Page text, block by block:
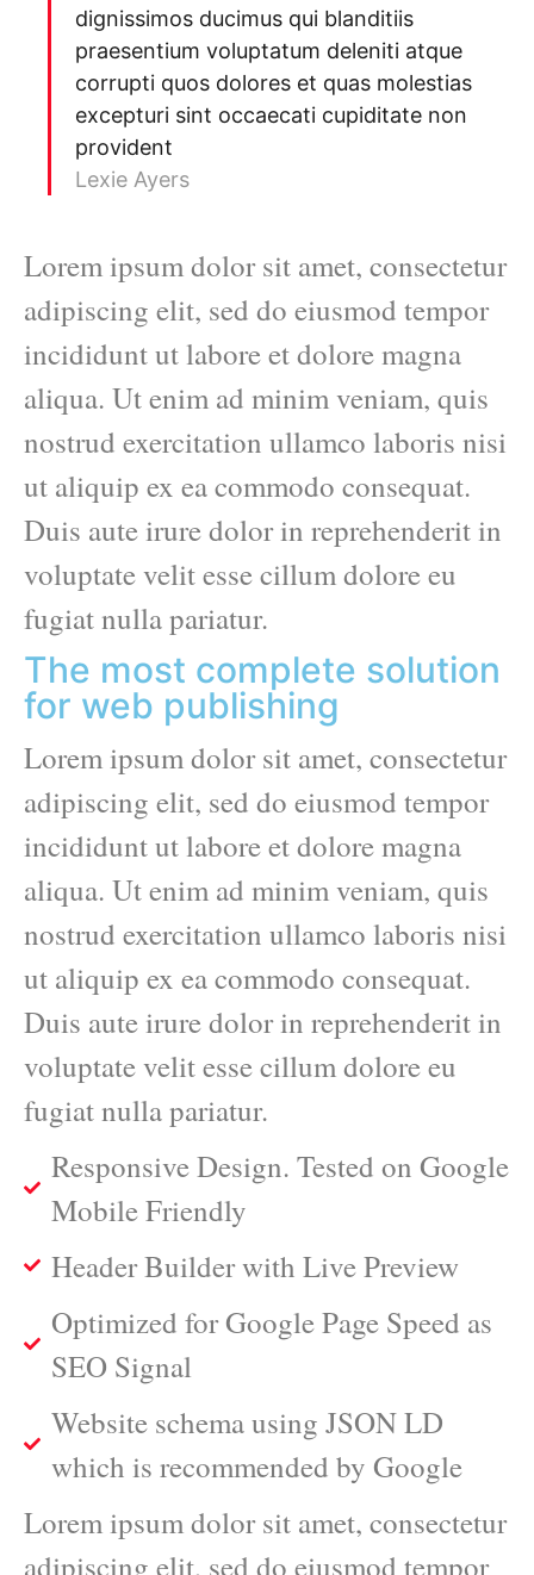
dignissimos ducimus qui blanditiis
praesentium voluptatum deleniti atque
corrupti quos dolores et quas molestias
excepturi sint occaecati cupiditate non
provident
Lexie Ayers
Lorem ipsum dolor sit amet, consectetur
adipiscing elit, sed do eiusmod tempor
incididunt ut labore et dolore magna
aliqua. Ut enim ad minim veniam, quis
nostrud exercitation ullamco laboris nisi
ut aliquip ex ea commodo consequat.
Duis aute irure dolor in reprehenderit in
voluptate velit esse cillum dolore eu
fugiat nulla pariatur.
The most complete solution
for web publishing
Lorem ipsum dolor sit amet, consectetur
adipiscing elit, sed do eiusmod tempor
incididunt ut labore et dolore magna
aliqua. Ut enim ad minim veniam, quis
nostrud exercitation ullamco laboris nisi
ut aliquip ex ea commodo consequat.
Duis aute irure dolor in reprehenderit in
voluptate velit esse cillum dolore eu
fugiat nulla pariatur.
Responsive Design. Tested on Google
Mobile Friendly
Header Builder with Live Preview
Optimized for Google Page Speed as
SEO Signal
Website schema using JSON LD
which is recommended by Google
Lorem ipsum dolor sit amet, consectetur
adipiscing elit, sed do eiusmod tempor